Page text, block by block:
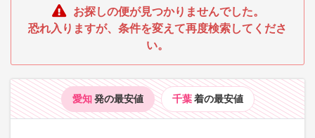
お探しの便が見つかりませんでした。
恐れ入りますが、条件を変えて再度検索してくださ
い。
愛知 発の最安値 千葉 着の最安値